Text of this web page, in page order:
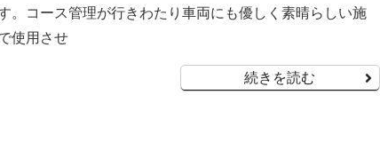
。コース管理が行きわたり車両にも優しく素晴らしい施
使用させ
続きを読む